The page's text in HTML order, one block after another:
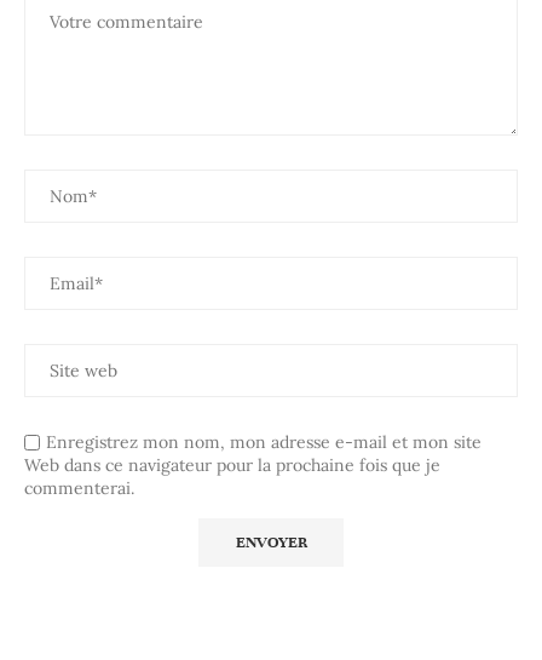
Enregistrez mon nom, mon adresse e-mail et mon site
Web dans ce navigateur pour la prochaine fois que je
commenterai.